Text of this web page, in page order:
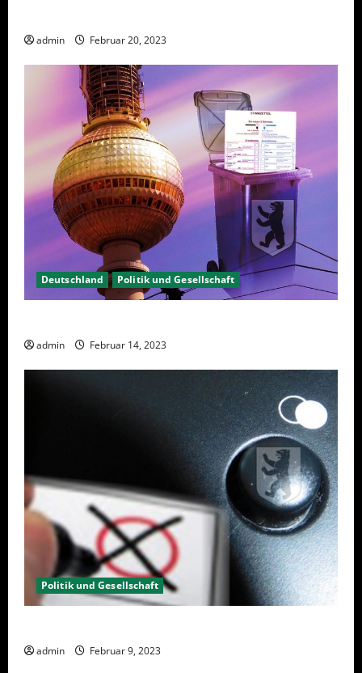
admin Februar 20, 2023
Deutschland Politik und Gesellschaft
admin Februar 14, 2023
Politik und Gesellschaft
admin Februar 9, 2023